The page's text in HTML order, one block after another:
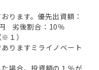
ります。優先出資額：
劣後割合：10％
１）
りますミライノベート
場合、投資額の１％が